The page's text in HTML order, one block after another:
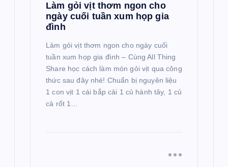
Làm gỏi vịt thơm ngon cho
ngày cuối tuần xum họp gia
đình
Làm gỏi vịt thơm ngon cho ngày cuối
tuần xum họp gia đình – Cùng All Thing
Share học cách làm món gỏi vịt qua công
thức sau đây nhé! Chuẩn bị nguyên liệu
1 con vịt 1 cái bắp cải 1 củ hành tây, 1 củ
cà rốt 1…